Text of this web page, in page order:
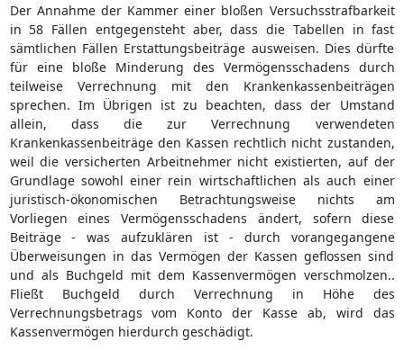
Der Annahme der Kammer einer bloßen Versuchsstrafbarkeit
in 58 Fällen entgegensteht aber, dass die Tabellen in fast
sämtlichen Fällen Erstattungsbeiträge ausweisen. Dies dürfte
für eine bloße Minderung des Vermögensschadens durch
teilweise Verrechnung mit den Krankenkassenbeiträgen
sprechen. Im Übrigen ist zu beachten, dass der Umstand
allein, dass die zur Verrechnung verwendeten
Krankenkassenbeiträge den Kassen rechtlich nicht zustanden,
weil die versicherten Arbeitnehmer nicht existierten, auf der
Grundlage sowohl einer rein wirtschaftlichen als auch einer
juristisch-ökonomischen Betrachtungsweise nichts am
Vorliegen eines Vermögensschadens ändert, sofern diese
Beiträge - was aufzuklären ist - durch vorangegangene
Überweisungen in das Vermögen der Kassen geflossen sind
und als Buchgeld mit dem Kassenvermögen verschmolzen..
Fließt Buchgeld durch Verrechnung in Höhe des
Verrechnungsbetrags vom Konto der Kasse ab, wird das
Kassenvermögen hierdurch geschädigt.